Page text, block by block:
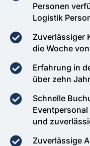
Personen
Logistik
Zuverlässiger
die Woche
Erfahrung in
über zehn
Schnelle
und
Zuverlässige